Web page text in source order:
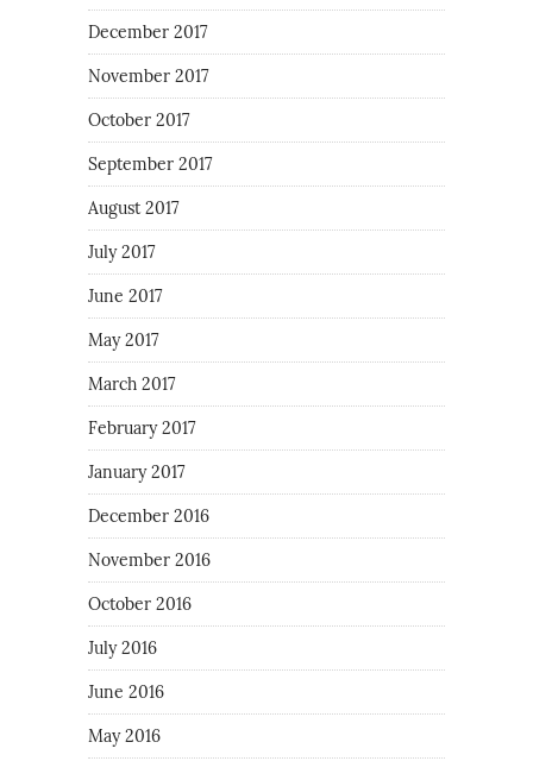
December 2017
November 2017
October 2017
September 2017
August 2017
July 2017
June 2017
May 2017
March 2017
February 2017
January 2017
December 2016
November 2016
October 2016
July 2016
June 2016
May 2016